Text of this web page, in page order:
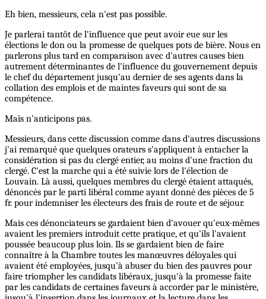
Eh bien, messieurs, cela n'est pas possible.
Je parlerai tantôt de l'influence que peut avoir eue sur les
élections le don ou la promesse de quelques pots de bière. Nous en
parlerons plus tard en comparaison avec d'autres causes bien
autrement déterminantes de l'influence du gouvernement depuis
le chef du département jusqu'au dernier de ses agents dans la
collation des emplois et de maintes faveurs qui sont de sa
compétence.
Maïs n'anticipons pas.
Messieurs, dans cette discussion comme dans d'autres discussions
j'ai remarqué que quelques orateurs s'appliquent à entacher la
considération si pas du clergé entier, au moins d'une fraction du
clergé. C'est la marche qui a été suivie lors de l'élection de
Louvain. Là aussi, quelques membres du clergé étaient attaqués,
dénoncés par le parti libéral comme ayant donné des pièces de 5
fr. pour indemniser les électeurs des frais de route et de séjour.
Mais ces dénonciateurs se gardaient bien d'avouer qu'eux-mêmes
avaient les premiers introduit cette pratique, et qu'ils l'avaient
poussée beaucoup plus loin. Ils se gardaient bien de faire
connaître à la Chambre toutes les manœuvres déloyales qui
avaient été employées, jusqu'à abuser du bien des pauvres pour
faire triompher les candidats libéraux, jusqu'à la promesse faite
par les candidats de certaines faveurs à accorder par le ministère,